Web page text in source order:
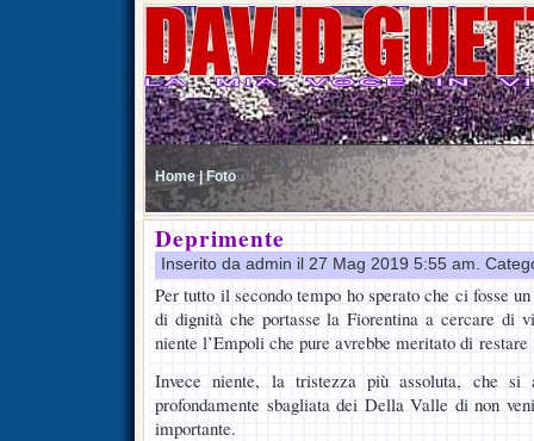
Home | Foto
Deprimente
Inserito da admin il 27 Mag 2019 5:55 am.
Per tutto il secondo tempo ho sperato che ci fosse
di dignità che portasse la Fiorentina a cercare di
niente l’Empoli che pure avrebbe meritato di
Invece niente, la tristezza più assoluta, che si
profondamente sbagliata dei Della Valle di non
importante.